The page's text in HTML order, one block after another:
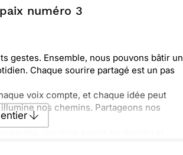
numéro 3
gestes. Ensemble, nous pouvons bâtir un
Chaque sourire partagé est un pas
voix compte, et chaque idée peut
nos chemins. Partageons nos